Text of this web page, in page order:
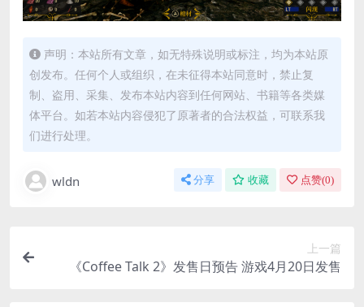
声明：本站所有文章，如无特殊说明或标注，均为本站原
创发布。任何个人或组织，在未征得本站同意时，禁止复
制、盗用、采集、发布本站内容到任何网站、书籍等各类媒
体平台。如若本站内容侵犯了原著者的合法权益，可联系我
们进行处理。
wldn 分享 收藏 点赞(0)
上一篇
《Coffee Talk 2》发售日预告 游戏4月20日发售